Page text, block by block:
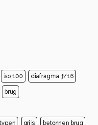
iso 100 diafragma ƒ/16
brug
grijs betonnen brug